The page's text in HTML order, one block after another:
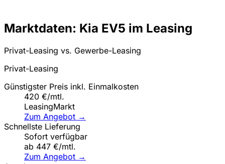
Marktdaten: Kia EV5 im Leasing
Privat-Leasing vs. Gewerbe-Leasing
Privat-Leasing
Günstigster Preis inkl. Einmalkosten
420 €/mtl.
LeasingMarkt
Zum Angebot →
Schnellste Lieferung
Sofort verfügbar
ab 447 €/mtl.
Zum Angebot →